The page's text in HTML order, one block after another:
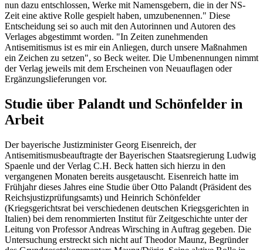
nun dazu entschlossen, Werke mit Namensgebern, die in der NS-
Zeit eine aktive Rolle gespielt haben, umzubenennen." Diese
Entscheidung sei so auch mit den Autorinnen und Autoren des
Verlages abgestimmt worden. "In Zeiten zunehmenden
Antisemitismus ist es mir ein Anliegen, durch unsere Maßnahmen
ein Zeichen zu setzen", so Beck weiter. Die Umbenennungen nimmt
der Verlag jeweils mit dem Erscheinen von Neuauflagen oder
Ergänzungslieferungen vor.
Studie über Palandt und Schönfelder in
Arbeit
Der bayerische Justizminister Georg Eisenreich, der
Antisemitismusbeauftragte der Bayerischen Staatsregierung Ludwig
Spaenle und der Verlag C.H. Beck hatten sich hierzu in den
vergangenen Monaten bereits ausgetauscht. Eisenreich hatte im
Frühjahr dieses Jahres eine Studie über Otto Palandt (Präsident des
Reichsjustizprüfungsamts) und Heinrich Schönfelder
(Kriegsgerichtsrat bei verschiedenen deutschen Kriegsgerichten in
Italien) bei dem renommierten Institut für Zeitgeschichte unter der
Leitung von Professor Andreas Wirsching in Auftrag gegeben. Die
Untersuchung erstreckt sich nicht auf Theodor Maunz, Begründer